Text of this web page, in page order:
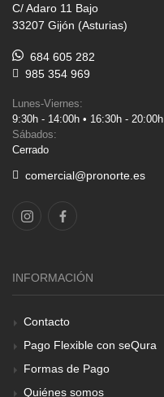
C/ Adaro 11 Bajo
33207 Gijón (Asturias)
684 605 282
985 354 969
Lunes-Viernes:
9:30h - 14:00h • 16:30h - 20:00h
Sábados:
Cerrado
comercial@pronorte.es
INFORMACIÓN
Contacto
Pago Flexible con seQura
Formas de Pago
Quiénes somos